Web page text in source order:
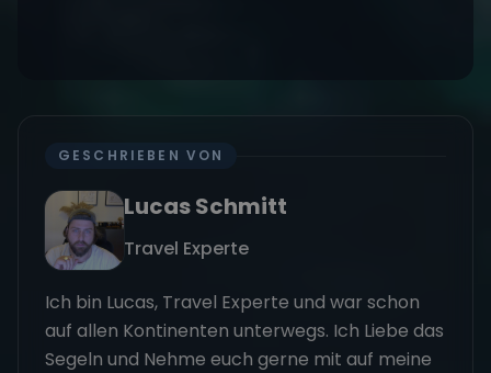
GESCHRIEBEN VON
Lucas Schmitt
Travel Experte
Ich bin Lucas, Travel Experte und war schon
auf allen Kontinenten unterwegs. Ich Liebe das
Segeln und Nehme euch gerne mit auf meine